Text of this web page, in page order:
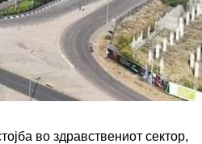
во здравствениот сектор,